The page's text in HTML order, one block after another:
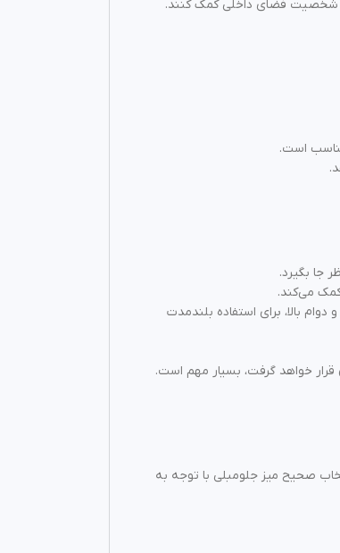
و شخصیت فضای داخلی کمک کنند.
است.
جا بگیرد.
کمک می‌کند.
بالا، برای استفاده بلندمدت
قرار خواهد گرفت، بسیار مهم است.
صحیح میز جلومبلی با توجه به